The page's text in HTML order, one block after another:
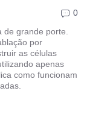
0
grande porte.
por
as células
apenas
como funcionam